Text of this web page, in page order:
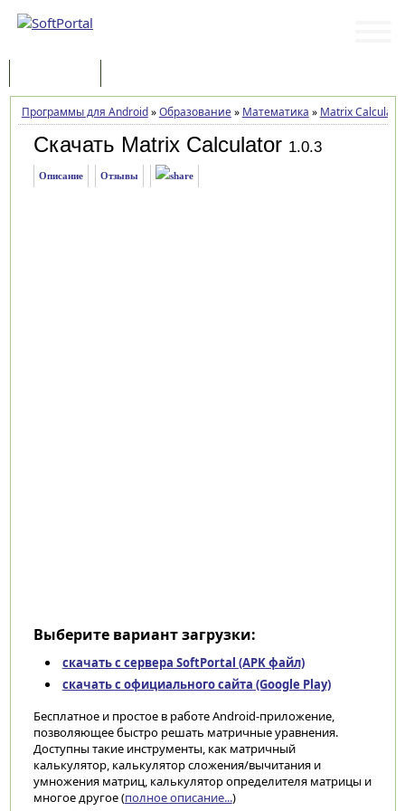
Программы для Android»Образование» Математика » Matrix
Скачать Matrix Calculator 1.0.3
Описание Отзывы
Выберите вариант загрузки:
скачать с сервера SoftPortal (APK файл)
скачать с официального сайта (Google Play)
Бесплатное и простое в работе Android-приложение,
позволяющее быстро решать матричные уравнения.
Доступны такие инструменты, как матричный
калькулятор, калькулятор сложения/вычитания и
умножения матриц, калькулятор определителя матрицы и
многое другое (полное описание...)